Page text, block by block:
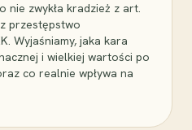
nie zwykła kradzież z art.
przestępstwo
Wyjaśniamy, jaka kara
i wielkiej wartości po
co realnie wpływa na